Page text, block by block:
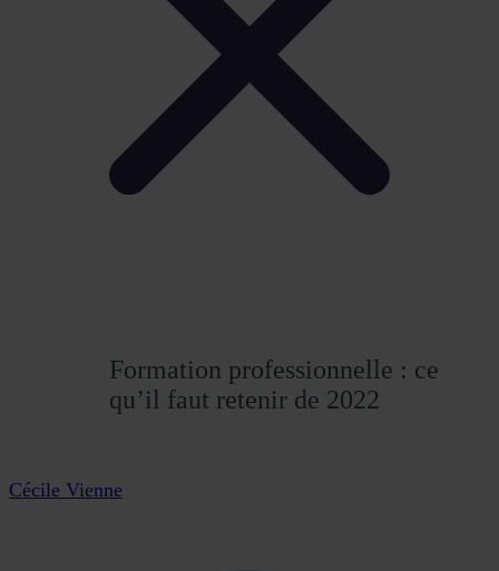
Formation professionnelle : ce
qu’il faut retenir de 2022
Cécile Vienne